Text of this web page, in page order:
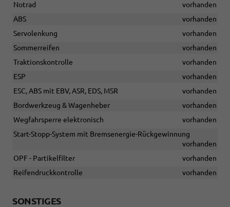
Notrad
vorhanden
ABS
vorhanden
Servolenkung
vorhanden
Sommerreifen
vorhanden
Traktionskontrolle
vorhanden
ESP
vorhanden
ESC, ABS mit EBV, ASR, EDS, MSR
vorhanden
Bordwerkzeug & Wagenheber
vorhanden
Wegfahrsperre elektronisch
vorhanden
Start-Stopp-System mit Bremsenergie-Rückgewinnung
vorhanden
OPF - Partikelfilter
vorhanden
Reifendruckkontrolle
vorhanden
SONSTIGES